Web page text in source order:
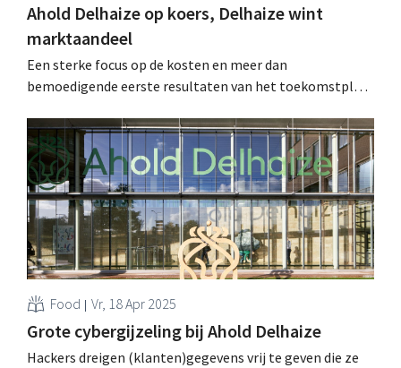
Ahold Delhaize op koers, Delhaize wint
marktaandeel
Een sterke focus op de kosten en meer dan
bemoedigende eerste resultaten van het toekomstplan
omzetgroei en margeverbetering in het tweede
Food Vr, 18 Apr 2025
Grote cybergijzeling bij Ahold Delhaize
Hackers dreigen (klanten)gegevens vrij te geven die ze